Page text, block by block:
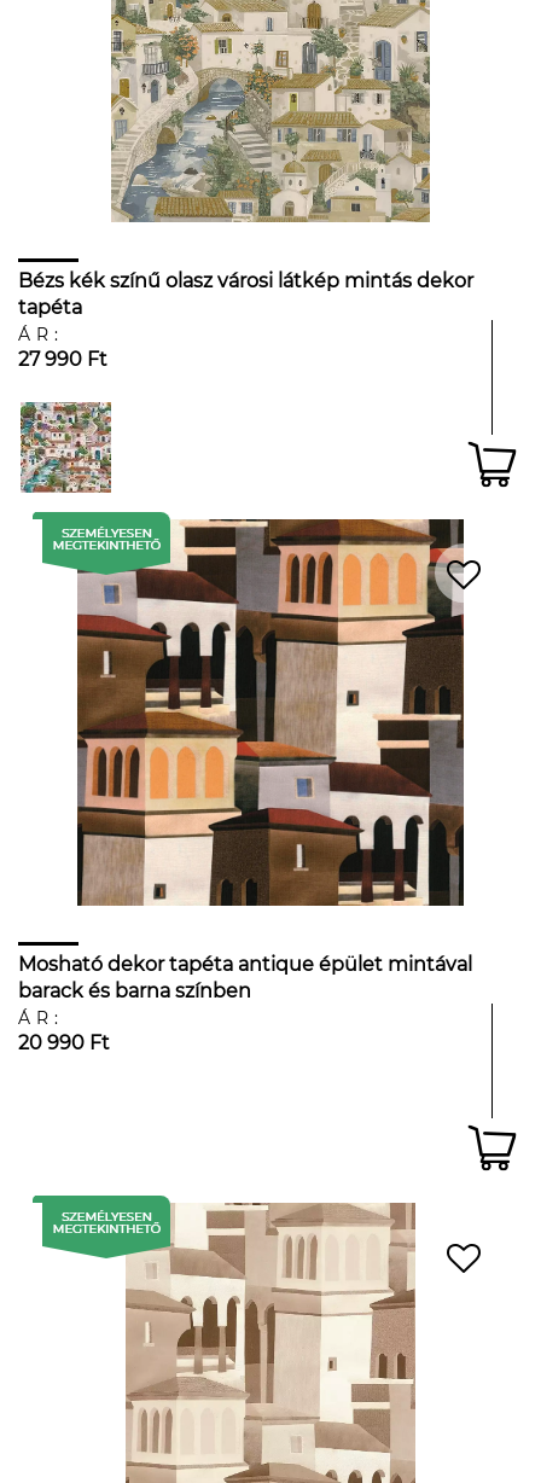
Bézs kék színű olasz városi látkép mintás dekor
tapéta
ÁR:
27 990 Ft
Mosható dekor tapéta antique épület mintával
barack és barna színben
ÁR:
20 990 Ft